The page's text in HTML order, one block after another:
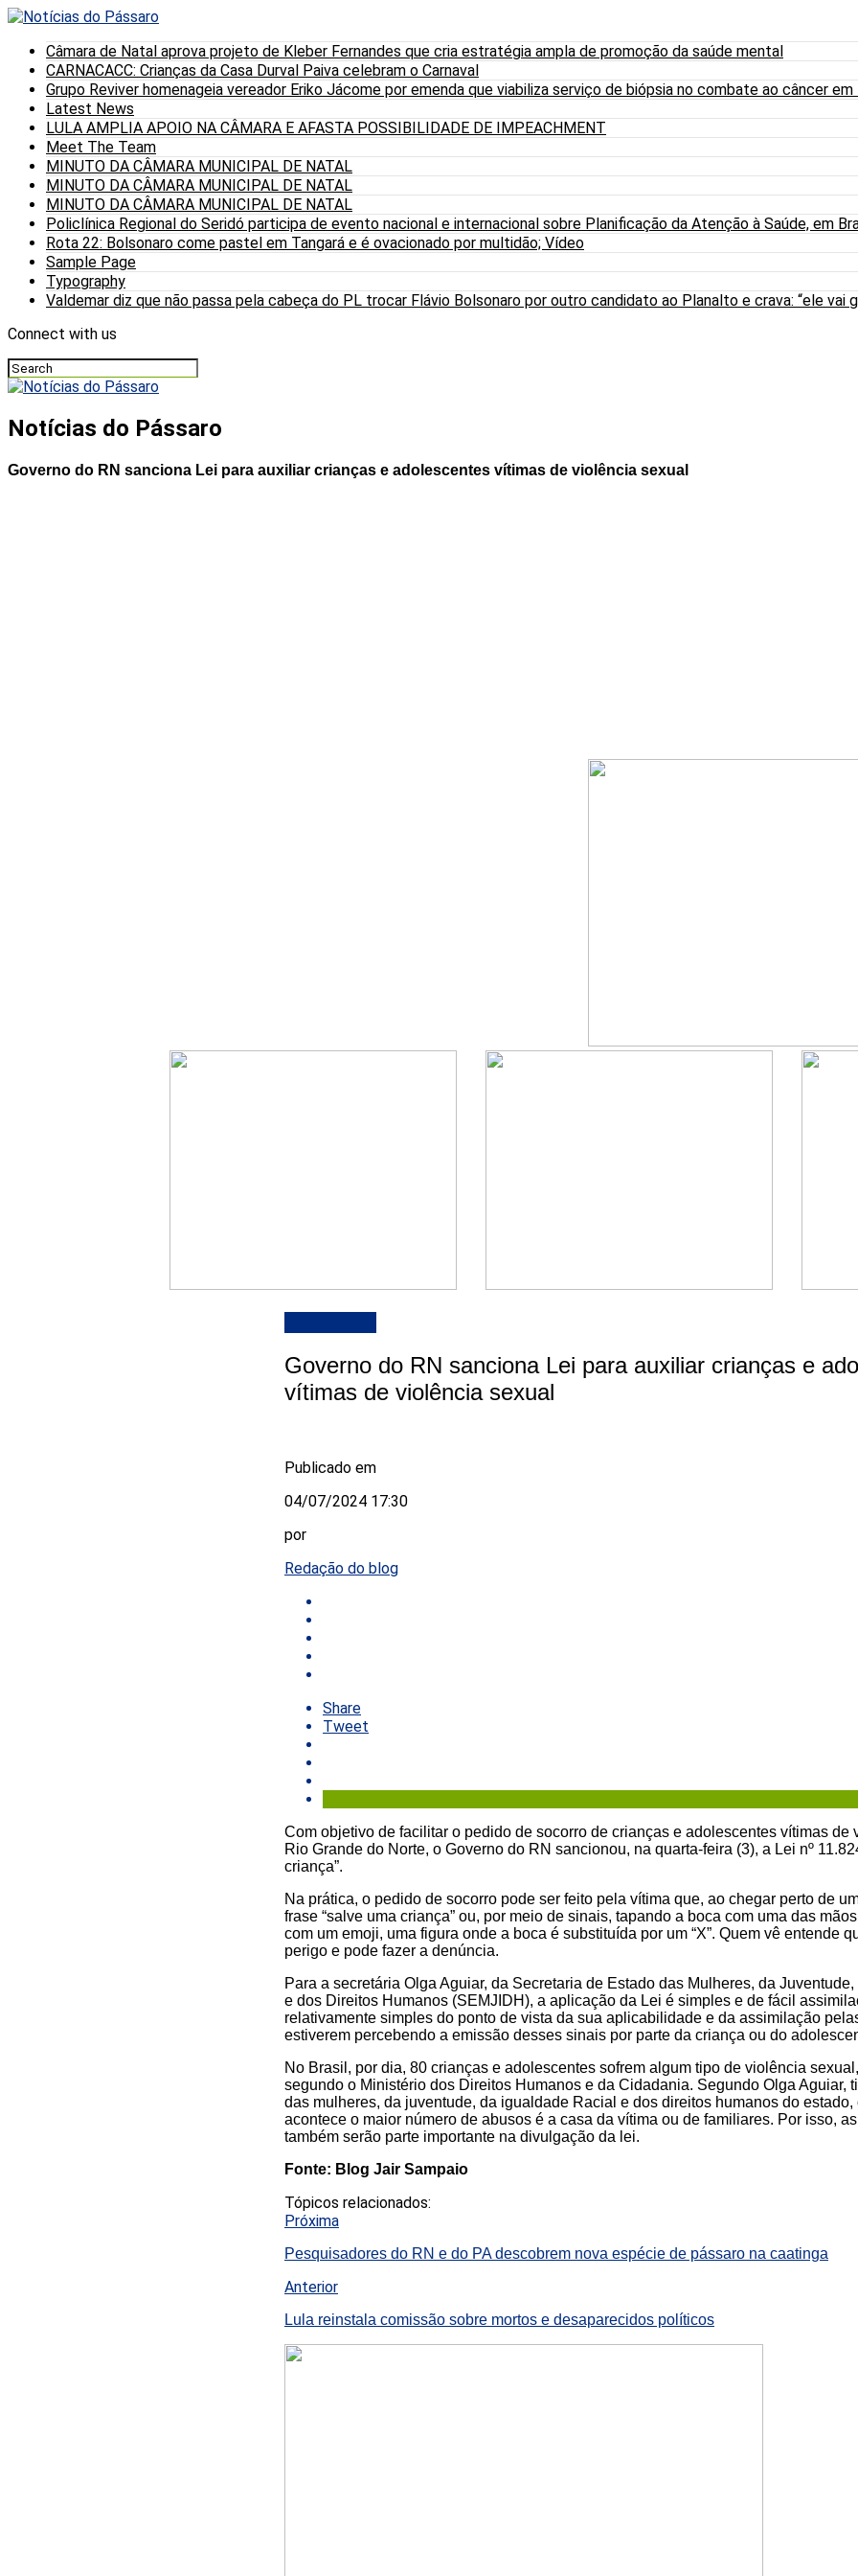
Câmara de Natal aprova projeto de Kleber Fernandes que cria estratégia ampla de promoção da saúde mental
CARNACACC: Crianças da Casa Durval Paiva celebram o Carnaval
Grupo Reviver homenageia vereador Eriko Jácome por emenda que viabiliza serviço de biópsia no combate ao câncer
Latest News
LULA AMPLIA APOIO NA CÂMARA E AFASTA POSSIBILIDADE DE IMPEACHMENT
Meet The Team
MINUTO DA CÂMARA MUNICIPAL DE NATAL
MINUTO DA CÂMARA MUNICIPAL DE NATAL
MINUTO DA CÂMARA MUNICIPAL DE NATAL
Policlínica Regional do Seridó participa de evento nacional e internacional sobre Planificação da Atenção à Saúde, em
Rota 22: Bolsonaro come pastel em Tangará e é ovacionado por multidão; Vídeo
Sample Page
Typography
Valdemar diz que não passa pela cabeça do PL trocar Flávio Bolsonaro por outro candidato ao Planalto e crava: “ele vai
Connect with us
Notícias do Pássaro
Governo do RN sanciona Lei para auxiliar crianças e adolescentes vítimas de violência sexual
Governo do RN sanciona Lei para auxiliar crianças e
vítimas de violência sexual
Publicado em
04/07/2024 17:30
por
Redação do blog
Share
Tweet
Com objetivo de facilitar o pedido de socorro de crianças e adolescentes vítimas de
Rio Grande do Norte, o Governo do RN sancionou, na quarta-feira (3), a Lei nº
criança”.
Na prática, o pedido de socorro pode ser feito pela vítima que, ao chegar perto de
frase “salve uma criança” ou, por meio de sinais, tapando a boca com uma das
com um emoji, uma figura onde a boca é substituída por um “X”. Quem vê entende
perigo e pode fazer a denúncia.
Para a secretária Olga Aguiar, da Secretaria de Estado das Mulheres, da
e dos Direitos Humanos (SEMJIDH), a aplicação da Lei é simples e de fácil
relativamente simples do ponto de vista da sua aplicabilidade e da assimilação
estiverem percebendo a emissão desses sinais por parte da criança ou do
No Brasil, por dia, 80 crianças e adolescentes sofrem algum tipo de violência
segundo o Ministério dos Direitos Humanos e da Cidadania. Segundo Olga Aguiar,
das mulheres, da juventude, da igualdade Racial e dos direitos humanos do
acontece o maior número de abusos é a casa da vítima ou de familiares. Por isso,
também serão parte importante na divulgação da lei.
Fonte: Blog Jair Sampaio
Tópicos relacionados:
Próxima
Pesquisadores do RN e do PA descobrem nova espécie de pássaro na caatinga
Anterior
Lula reinstala comissão sobre mortos e desaparecidos políticos